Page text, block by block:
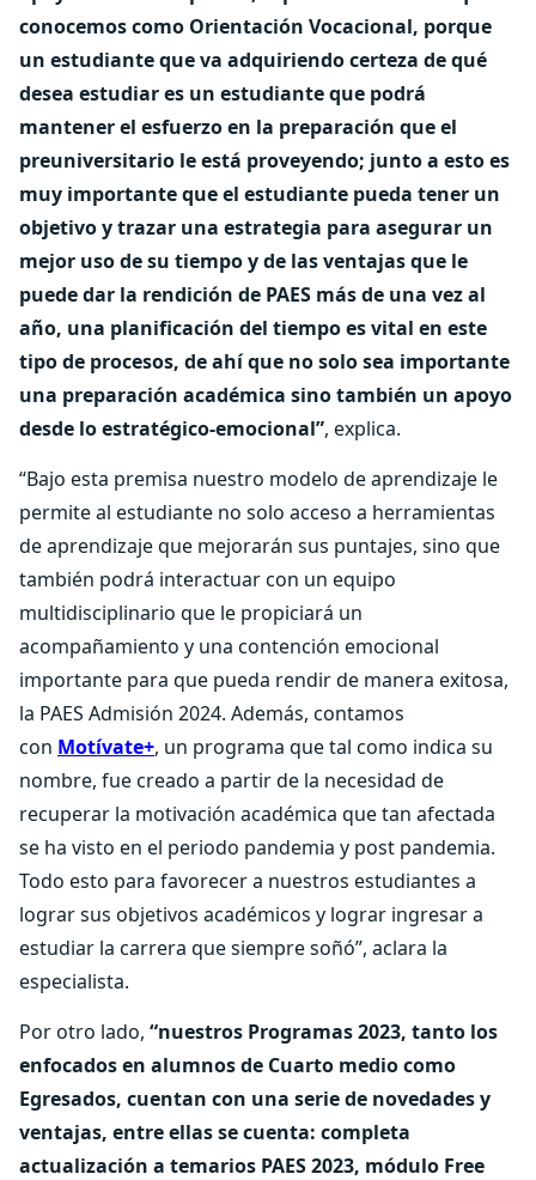
conocemos como Orientación Vocacional, porque
un estudiante que va adquiriendo certeza de qué
desea estudiar es un estudiante que podrá
mantener el esfuerzo en la preparación que el
preuniversitario le está proveyendo; junto a esto es
muy importante que el estudiante pueda tener un
objetivo y trazar una estrategia para asegurar un
mejor uso de su tiempo y de las ventajas que le
puede dar la rendición de PAES más de una vez al
año, una planificación del tiempo es vital en este
tipo de procesos, de ahí que no solo sea importante
una preparación académica sino también un apoyo
desde lo estratégico-emocional”, explica.
“Bajo esta premisa nuestro modelo de aprendizaje le
permite al estudiante no solo acceso a herramientas
de aprendizaje que mejorarán sus puntajes, sino que
también podrá interactuar con un equipo
multidisciplinario que le propiciará un
acompañamiento y una contención emocional
importante para que pueda rendir de manera exitosa,
la PAES Admisión 2024. Además, contamos
con Motívate+, un programa que tal como indica su
nombre, fue creado a partir de la necesidad de
recuperar la motivación académica que tan afectada
se ha visto en el periodo pandemia y post pandemia.
Todo esto para favorecer a nuestros estudiantes a
lograr sus objetivos académicos y lograr ingresar a
estudiar la carrera que siempre soñó”, aclara la
especialista.
Por otro lado, “nuestros Programas 2023, tanto los
enfocados en alumnos de Cuarto medio como
Egresados, cuentan con una serie de novedades y
ventajas, entre ellas se cuenta: completa
actualización a temarios PAES 2023, módulo Free